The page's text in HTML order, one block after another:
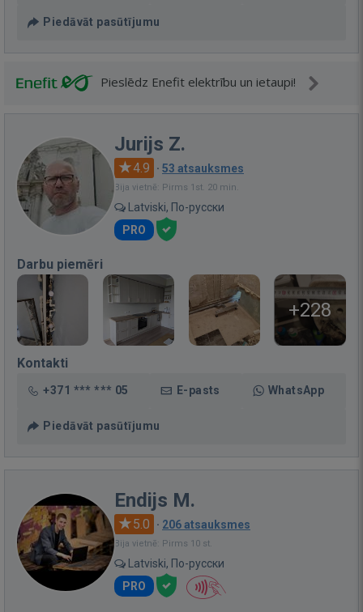
Piedāvāt pasūtījumu
Pieslēdz Enefit elektrību un ietaupi!
Jurijs Z.
4.9 · 53 atsauksmes
Bija vietnē: Pirms 1st. 20 min.
Latviski, По-русски
PRO
Darbu piemēri
+228
Kontakti
+371 *** *** 05 E-pasts WhatsApp
Piedāvāt pasūtījumu
Endijs M.
5.0 · 206 atsauksmes
Bija vietnē: Pirms 10 st.
Latviski, По-русски
PRO